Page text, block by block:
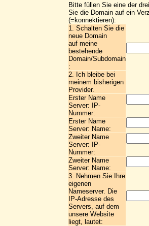
Bitte füllen Sie eine der
Sie die Domain auf ein
(=konnektieren):
1. Schalten Sie die
neue Domain
auf meine
bestehende
Domain/Subdomain
:
2. Ich bleibe bei
meinem bisherigen
Provider.
Erster Name
Server: IP-
Nummer:
Erster Name
Server: Name:
Zweiter Name
Server: IP-
Nummer:
Zweiter Name
Server: Name:
3. Nehmen Sie Ihre
eigenen
Nameserver. Die
IP-Adresse des
Servers, auf dem
unsere Website
liegt, lautet: